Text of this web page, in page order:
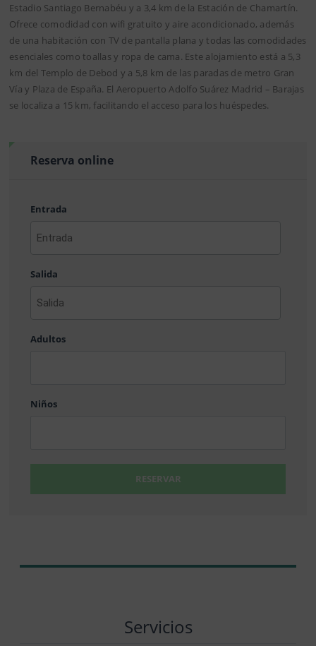
Estadio Santiago Bernabéu y a 3,4 km de la Estación de Chamartín.
Ofrece comodidad con wifi gratuito y aire acondicionado, además
de una habitación con TV de pantalla plana y todas las comodidades
esenciales como toallas y ropa de cama. Este alojamiento está a 5,3
km del Templo de Debod y a 5,8 km de las paradas de metro Gran
Vía y Plaza de España. El Aeropuerto Adolfo Suárez Madrid – Barajas
se localiza a 15 km, facilitando el acceso para los huéspedes.
Reserva online
Entrada
AAAA
MM
DD
Salida
AAAA
MM
Adultos
Niños
RESERVAR
Servicios